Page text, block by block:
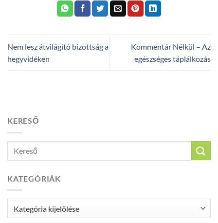
Nem lesz átvilágító bizottság a
hegyvidéken
Kommentár Nélkül – Az
egészséges táplálkozás
KERESŐ
KATEGÓRIÁK